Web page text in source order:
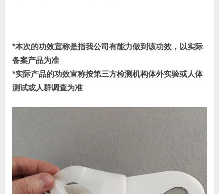
*本次的功效宣称是指我公司有能力做到该功效，以实际
备案产品为准
*实际产品的功效宣称按第三方检测机构体外实验或人体
测试或人群调查为准